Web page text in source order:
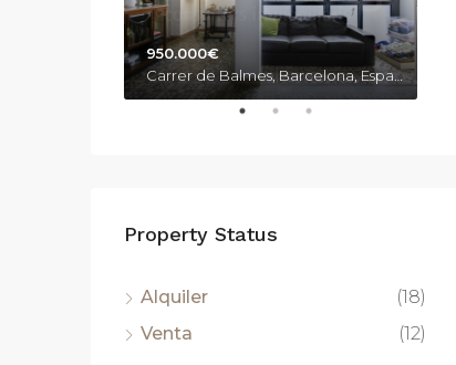
950.000€
Carrer de Balmes, Barcelona, España
Property Status
Alquiler
(18)
Venta
(12)